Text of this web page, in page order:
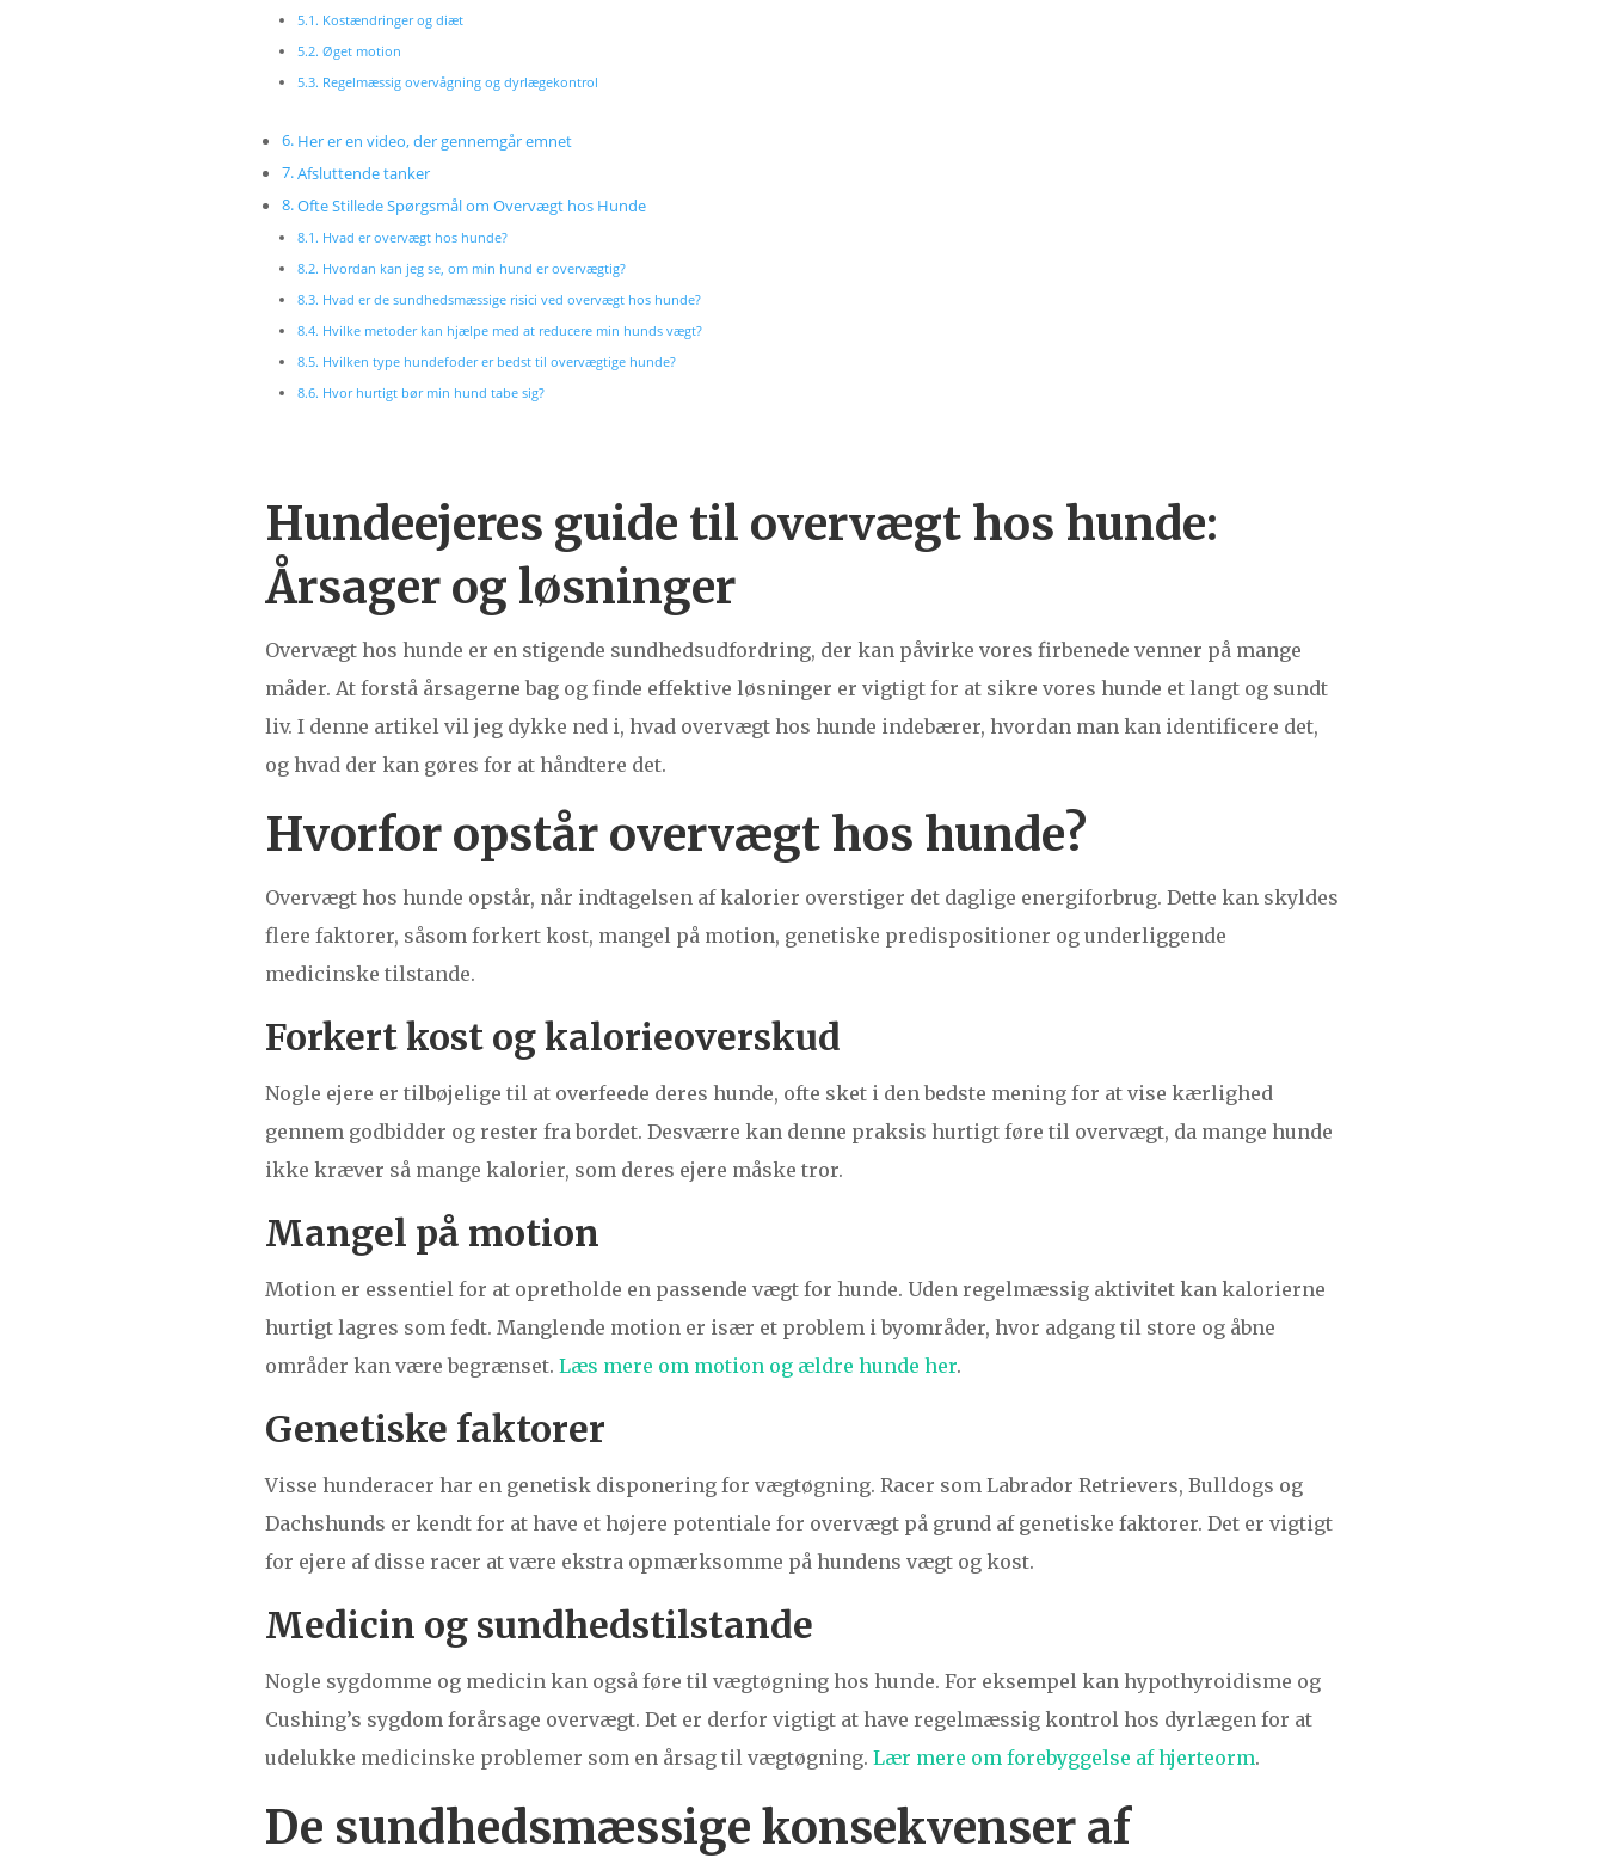
Kostændringer og diæt
Øget motion
Regelmæssig overvågning og dyrlægekontrol
Her er en video, der gennemgår emnet
Afsluttende tanker
Ofte Stillede Spørgsmål om Overvægt hos Hunde
Hvad er overvægt hos hunde?
Hvordan kan jeg se, om min hund er overvægtig?
Hvad er de sundhedsmæssige risici ved overvægt hos hunde?
Hvilke metoder kan hjælpe med at reducere min hunds vægt?
Hvilken type hundefoder er bedst til overvægtige hunde?
Hvor hurtigt bør min hund tabe sig?
Hundeejeres guide til overvægt hos hunde:
Årsager og løsninger
Overvægt hos hunde er en stigende sundhedsudfordring, der kan påvirke vores firbenede venner på mange
måder. At forstå årsagerne bag og finde effektive løsninger er vigtigt for at sikre vores hunde et langt og sundt
liv. I denne artikel vil jeg dykke ned i, hvad overvægt hos hunde indebærer, hvordan man kan identificere det,
og hvad der kan gøres for at håndtere det.
Hvorfor opstår overvægt hos hunde?
Overvægt hos hunde opstår, når indtagelsen af kalorier overstiger det daglige energiforbrug. Dette kan skyldes
flere faktorer, såsom forkert kost, mangel på motion, genetiske predispositioner og underliggende
medicinske tilstande.
Forkert kost og kalorieoverskud
Nogle ejere er tilbøjelige til at overfeede deres hunde, ofte sket i den bedste mening for at vise kærlighed
gennem godbidder og rester fra bordet. Desværre kan denne praksis hurtigt føre til overvægt, da mange hunde
ikke kræver så mange kalorier, som deres ejere måske tror.
Mangel på motion
Motion er essentiel for at opretholde en passende vægt for hunde. Uden regelmæssig aktivitet kan kalorierne
hurtigt lagres som fedt. Manglende motion er især et problem i byområder, hvor adgang til store og åbne
områder kan være begrænset. Læs mere om motion og ældre hunde her.
Genetiske faktorer
Visse hunderacer har en genetisk disponering for vægtøgning. Racer som Labrador Retrievers, Bulldogs og
Dachshunds er kendt for at have et højere potentiale for overvægt på grund af genetiske faktorer. Det er vigtigt
for ejere af disse racer at være ekstra opmærksomme på hundens vægt og kost.
Medicin og sundhedstilstande
Nogle sygdomme og medicin kan også føre til vægtøgning hos hunde. For eksempel kan hypothyroidisme og
Cushing’s sygdom forårsage overvægt. Det er derfor vigtigt at have regelmæssig kontrol hos dyrlægen for at
udelukke medicinske problemer som en årsag til vægtøgning. Lær mere om forebyggelse af hjerteorm.
De sundhedsmæssige konsekvenser af